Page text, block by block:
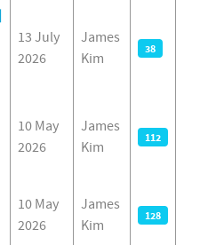
13 July
2026
James
Kim
38
10 May
2026
James
Kim
112
10 May
2026
James
Kim
128